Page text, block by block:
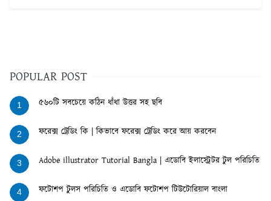
POPULAR POST
1 ৫৬০টি সবচেয়ে কঠিন ধাঁধা উত্তর সহ ছবি
2 ফরেক্স ট্রেডিং কি | কিভাবে ফরেক্স ট্রেডিং করে আয় করবেন
3 Adobe illustrator Tutorial Bangla | এডোবি ইলাস্ট্রেটর টুল পরিচিতি
4 ফটোশপ টুলস পরিচিতি ও এডোবি ফটোশপ টিউটোরিয়াল বাংলা